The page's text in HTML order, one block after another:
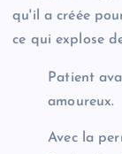
qu'il a créée
ce qui explose
Patient
amoureux.
Avec la